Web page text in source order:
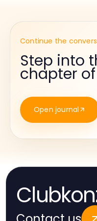
Continue the
Step into
chapter
Open journal